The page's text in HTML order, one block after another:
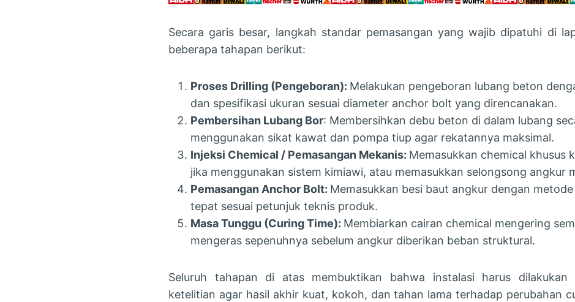
Secara garis besar, langkah standar pemasangan yang wajib dipatuhi di
beberapa tahapan berikut:
Proses Drilling (Pengeboran): Melakukan pengeboran lubang beton
dan spesifikasi ukuran sesuai diameter anchor bolt yang direncanakan.
Pembersihan Lubang Bor: Membersihkan debu beton di dalam lubang
menggunakan sikat kawat dan pompa tiup agar rekatannya maksimal.
Injeksi Chemical / Pemasangan Mekanis: Memasukkan chemical khusus
jika menggunakan sistem kimiawi, atau memasukkan selongsong angkur
Pemasangan Anchor Bolt: Memasukkan besi baut angkur dengan
tepat sesuai petunjuk teknis produk.
Masa Tunggu (Curing Time): Membiarkan cairan chemical mengering
mengeras sepenuhnya sebelum angkur diberikan beban struktural.
Seluruh tahapan di atas membuktikan bahwa instalasi harus dilakukan
ketelitian agar hasil akhir kuat, kokoh, dan tahan lama terhadap perubahan